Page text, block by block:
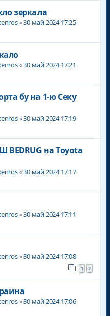
зеркала
«30 май 2024 17:25
«30 май 2024 17:21
бу на 1-ю Секу
«30 май 2024 17:19
на Toyota
«30 май 2024 17:17
«30 май 2024 17:11
«30 май 2024 17:08
1 2
«30 май 2024 17:06